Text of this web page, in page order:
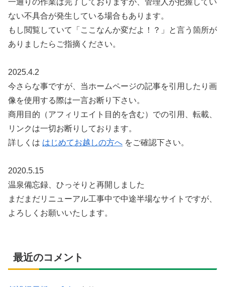
ない不具合が発生している場合もあります。
もし閲覧していて「ここなんか変だよ！？」と言う箇所が
ありましたらご指摘ください。
2025.4.2
今さらな事ですが、当ホームページの記事を引用したり画
像を使用する際は一言お断り下さい。
商用目的（アフィリエイト目的を含む）での引用、転載、
リンクは一切お断りしております。
詳しくは はじめてお越しの方へ をご確認下さい。
2020.5.15
温泉備忘録、ひっそりと再開しました
まだまだリニューアル工事中で中途半場なサイトですが、
よろしくお願いいたします。
最近のコメント